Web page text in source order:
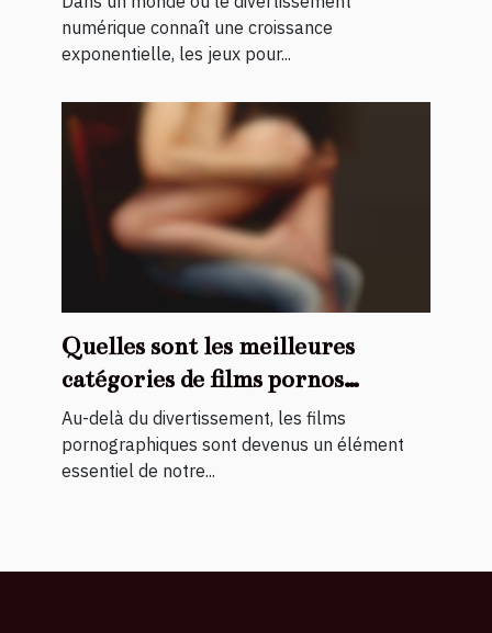
numérique connaît une croissance
exponentielle, les jeux pour...
Quelles sont les meilleures
catégories de films pornos
existants ?
Au-delà du divertissement, les films
pornographiques sont devenus un élément
essentiel de notre...